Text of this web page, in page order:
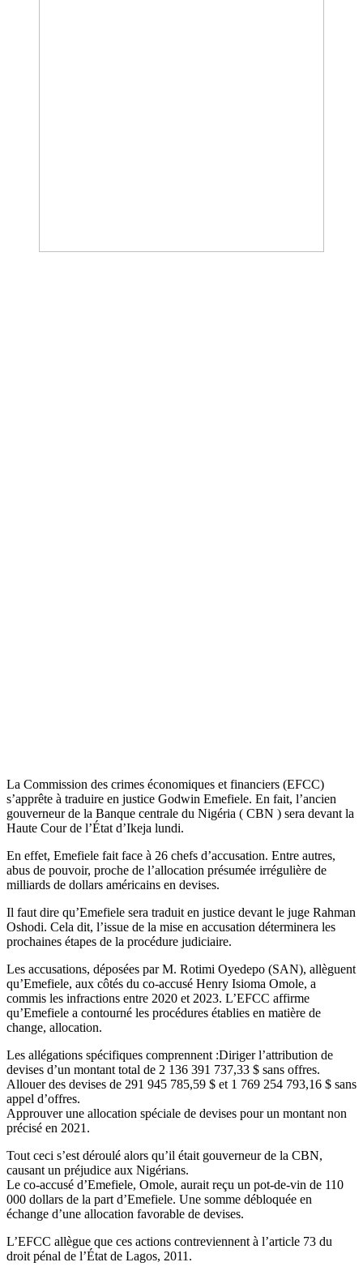
La Commission des crimes économiques et financiers (EFCC)
s’apprête à traduire en justice Godwin Emefiele. En fait, l’ancien
gouverneur de la Banque centrale du Nigéria ( CBN ) sera devant la
Haute Cour de l’État d’Ikeja lundi.
En effet, Emefiele fait face à 26 chefs d’accusation. Entre autres,
abus de pouvoir, proche de l’allocation présumée irrégulière de
milliards de dollars américains en devises.
Il faut dire qu’Emefiele sera traduit en justice devant le juge Rahman
Oshodi. Cela dit, l’issue de la mise en accusation déterminera les
prochaines étapes de la procédure judiciaire.
Les accusations, déposées par M. Rotimi Oyedepo (SAN), allèguent
qu’Emefiele, aux côtés du co-accusé Henry Isioma Omole, a
commis les infractions entre 2020 et 2023. L’EFCC affirme
qu’Emefiele a contourné les procédures établies en matière de
change, allocation.
Les allégations spécifiques comprennent :Diriger l’attribution de
devises d’un montant total de 2 136 391 737,33 $ sans offres.
Allouer des devises de 291 945 785,59 $ et 1 769 254 793,16 $ sans
appel d’offres.
Approuver une allocation spéciale de devises pour un montant non
précisé en 2021.
Tout ceci s’est déroulé alors qu’il était gouverneur de la CBN,
causant un préjudice aux Nigérians.
Le co-accusé d’Emefiele, Omole, aurait reçu un pot-de-vin de 110
000 dollars de la part d’Emefiele. Une somme débloquée en
échange d’une allocation favorable de devises.
L’EFCC allègue que ces actions contreviennent à l’article 73 du
droit pénal de l’État de Lagos, 2011.